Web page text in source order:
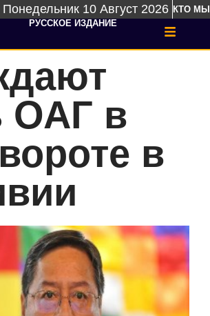
Понедельник 10 Август 2026 КТО МЫ
РУССКОЕ ИЗДАНИЕ
ОАГ в
в